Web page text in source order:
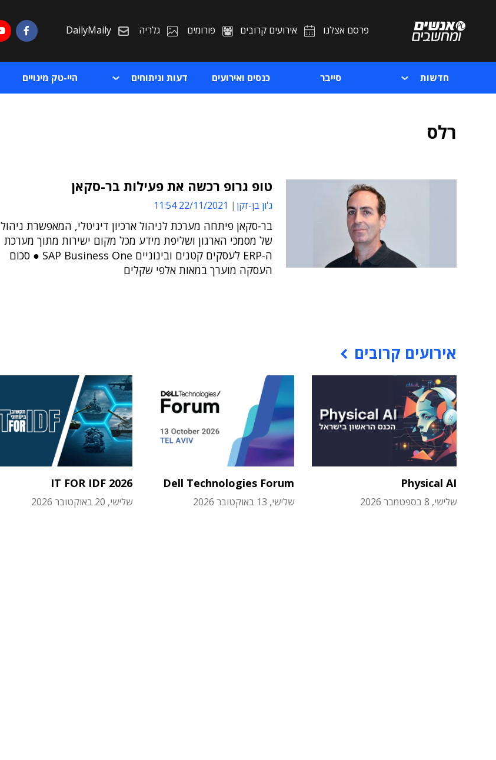
פרסם אצלנו אירועים קרובים פורומים גלריה DailyMaily
חדשות סייבר כנסים ואירועים דעות וניתוחים היי-טק מינויים
רלס
טופ גרופ רכשה את פעילות בר-סקאן
ג'ון בן-זקן 22/11/2021 11:54
בר-סקאן פיתחה מערכת לניהול ארכיון דיגיטלי, המאפשרת ניהול
של מסמכי הארגון ושליפת מידע מכל מקום ישירות מתוך מערכת
ה-ERP לעסקים קטנים ובינוניים SAP Business One ● סכום
העסקה מוערך במאות אלפי שקלים
אירועים קרובים
Physical AI
שלישי, 8 בספטמבר 2026
Dell Technologies Forum
שלישי, 13 באוקטובר 2026
IT FOR IDF 2026
שלישי, 20 באוקטובר 2026